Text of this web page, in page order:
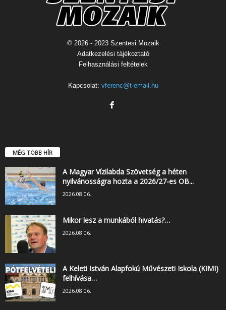
© 2026 - 2023 Szentesi Mozaik
Adatkezelési tájékoztató
Felhasználási feltételek
Kapcsolat: vferenc@t-email.hu
MÉG TÖBB HÍR
A Magyar Vízilabda Szövetség a héten
nyilvánosságra hozta a 2026/27-es OB...
2026.08.06.
Mikor lesz a munkából hivatás?…
2026.08.06.
A Keleti István Alapfokú Művészeti Iskola (KIMI)
felhívása…
2026.08.06.